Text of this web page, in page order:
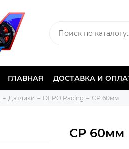
ГЛАВНАЯ ДОСТАВКА И
Датчики DEPO Racing CP 60мм
CP 60мм